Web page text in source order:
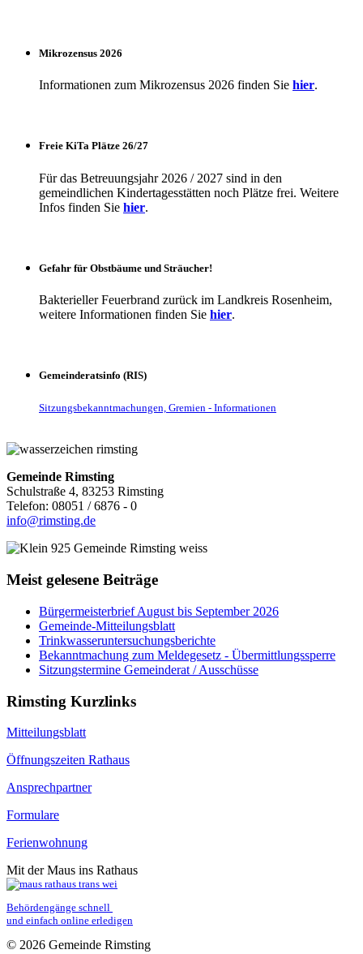
Mikrozensus 2026
Informationen zum Mikrozensus 2026 finden Sie hier.
Freie KiTa Plätze 26/27
Für das Betreuungsjahr 2026 / 2027 sind in den
gemeindlichen Kindertagesstätten noch Plätze frei. Weitere
Infos finden Sie hier.
Gefahr für Obstbäume und Sträucher!
Bakterieller Feuerbrand zurück im Landkreis Rosenheim,
weitere Informationen finden Sie hier.
Gemeinderatsinfo (RIS)
Sitzungsbekanntmachungen, Gremien - Informationen
Gemeinde Rimsting
Schulstraße 4, 83253 Rimsting
Telefon: 08051 / 6876 - 0
info@rimsting.de
Meist gelesene Beiträge
Bürgermeisterbrief August bis September 2026
Gemeinde-Mitteilungsblatt
Trinkwasseruntersuchungsberichte
Bekanntmachung zum Meldegesetz - Übermittlungssperre
Sitzungstermine Gemeinderat / Ausschüsse
Rimsting Kurzlinks
Mitteilungsblatt
Öffnungszeiten Rathaus
Ansprechpartner
Formulare
Ferienwohnung
Mit der Maus ins Rathaus
Behördengänge schnell
und einfach online erledigen
© 2026 Gemeinde Rimsting